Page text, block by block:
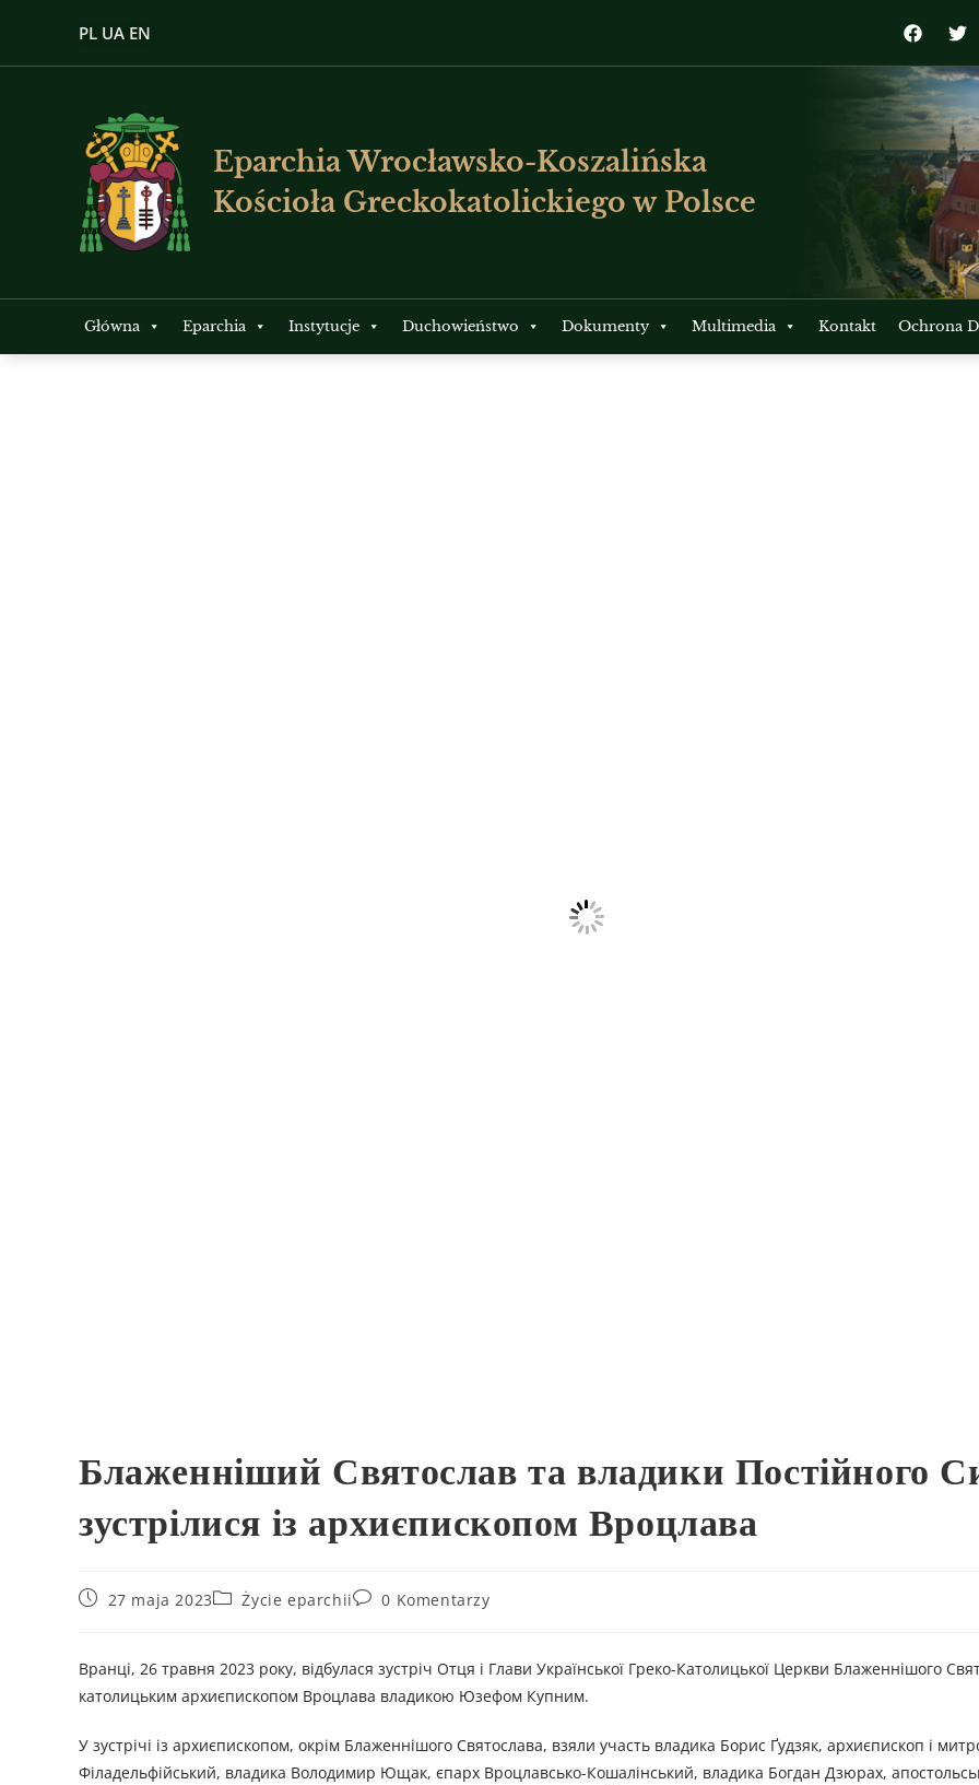
PL UA EN
Eparchia Wrocławsko-Koszalińska
Kościoła Greckokatolickiego w Polsce
Główna Eparchia Instytucje Duchowieństwo Dokumenty Multimedia Kontakt Ochrona
Блаженніший Святослав та владики Постійного
зустрілися із архиєпископом Вроцлава
27 maja 2023 Życie eparchii 0 Komentarzy
Вранці, 26 травня 2023 року, відбулася зустріч Отця і Глави Української Греко-Католицької Церкви Блаженнішого
католицьким архиєпископом Вроцлава владикою Юзефом Купним.
У зустрічі із архиєпископом, окрім Блаженнішого Святослава, взяли участь владика Борис Ґудзяк, архиєпископ і
Філадельфійський, владика Володимир Ющак, єпарх Вроцлавсько-Кошалінський, владика Богдан Дзюрах,